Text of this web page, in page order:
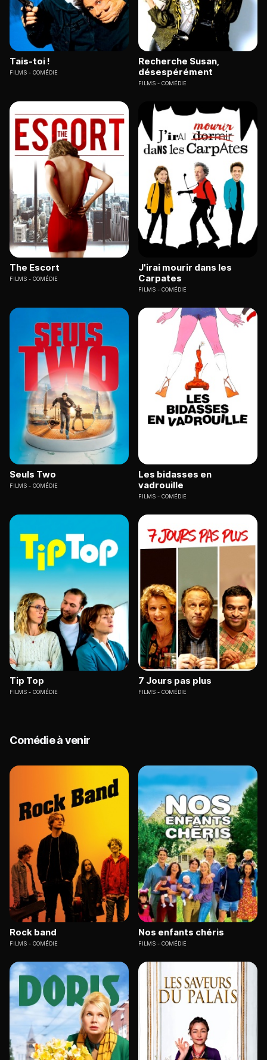
Tais-toi !
FILMS COMÉDIE
Recherche Susan,
désespérément
FILMS COMÉDIE
The Escort
FILMS COMÉDIE
J'irai mourir dans les
Carpates
FILMS COMÉDIE
Seuls Two
FILMS COMÉDIE
Les bidasses en
vadrouille
FILMS COMÉDIE
Tip Top
FILMS COMÉDIE
7 Jours pas plus
FILMS COMÉDIE
Comédie à venir
Rock band
FILMS COMÉDIE
Nos enfants chéris
FILMS COMÉDIE